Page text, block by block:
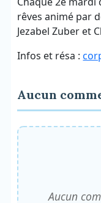
rêves animé par
Jezabel Zuber et
Infos et résa :
Aucun
Aucun